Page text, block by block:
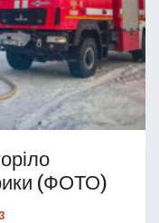
(ФОТО)